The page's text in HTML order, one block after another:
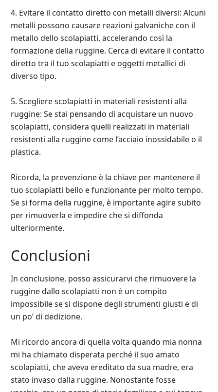
4. Evitare il contatto diretto con metalli diversi: Alcuni
metalli possono causare reazioni galvaniche con il
metallo dello scolapiatti, accelerando così la
formazione della ruggine. Cerca di evitare il contatto
diretto tra il tuo scolapiatti e oggetti metallici di
diverso tipo.
5. Scegliere scolapiatti in materiali resistenti alla
ruggine: Se stai pensando di acquistare un nuovo
scolapiatti, considera quelli realizzati in materiali
resistenti alla ruggine come l’acciaio inossidabile o il
plastica.
Ricorda, la prevenzione è la chiave per mantenere il
tuo scolapiatti bello e funzionante per molto tempo.
Se si forma della ruggine, è importante agire subito
per rimuoverla e impedire che si diffonda
ulteriormente.
Conclusioni
In conclusione, posso assicurarvi che rimuovere la
ruggine dallo scolapiatti non è un compito
impossibile se si dispone degli strumenti giusti e di
un po’ di dedizione.
Mi ricordo ancora di quella volta quando mia nonna
mi ha chiamato disperata perché il suo amato
scolapiatti, che aveva ereditato da sua madre, era
stato invaso dalla ruggine. Nonostante fosse